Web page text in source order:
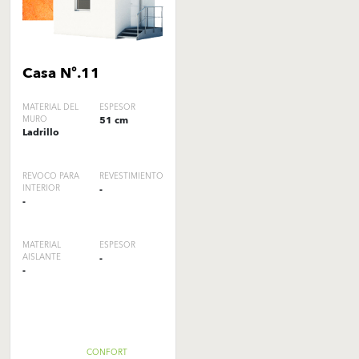
Casa Nº.11
MATERIAL DEL
MURO
Ladrillo
ESPESOR
51 cm
REVOCO PARA
INTERIOR
-
REVESTIMIENTO
-
MATERIAL
AISLANTE
-
ESPESOR
-
CONFORT